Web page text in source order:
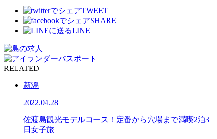
TWEET
SHARE
LINE
RELATED
新潟
2022.04.28
佐渡島観光モデルコース！定番から穴場まで満喫2泊3
日女子旅